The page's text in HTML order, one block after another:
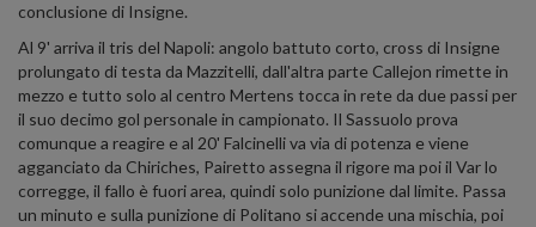
conclusione di Insigne.
Al 9' arriva il tris del Napoli: angolo battuto corto, cross di Insigne
prolungato di testa da Mazzitelli, dall'altra parte Callejon rimette in
mezzo e tutto solo al centro Mertens tocca in rete da due passi per
il suo decimo gol personale in campionato. Il Sassuolo prova
comunque a reagire e al 20' Falcinelli va via di potenza e viene
agganciato da Chiriches, Pairetto assegna il rigore ma poi il Var lo
corregge, il fallo è fuori area, quindi solo punizione dal limite. Passa
un minuto e sulla punizione di Politano si accende una mischia, poi